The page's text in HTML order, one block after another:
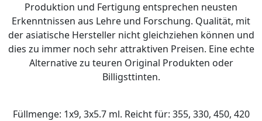
Produktion und Fertigung entsprechen neusten
Erkenntnissen aus Lehre und Forschung. Qualität, mit
der asiatische Hersteller nicht gleichziehen können und
dies zu immer noch sehr attraktiven Preisen. Eine echte
Alternative zu teuren Original Produkten oder
Billigsttinten.
Füllmenge: 1x9, 3x5.7 ml. Reicht für: 355, 330, 450, 420